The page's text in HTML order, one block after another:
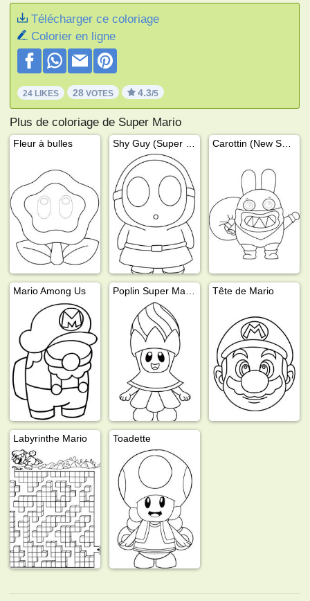
Télécharger ce coloriage
Colorier en ligne
24 LIKES 28 VOTES 4.3/5
Plus de coloriage de Super Mario
Fleur à bulles
Mario Among Us Tête de Mario
Labyrinthe Mario Toadette